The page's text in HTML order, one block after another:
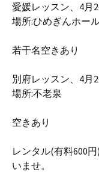
愛媛レッスン、4月
場所:ひめぎんホー
若干名空きあり
別府レッスン、4月
場所:不老泉
空きあり
レンタル(有料600
いませ。